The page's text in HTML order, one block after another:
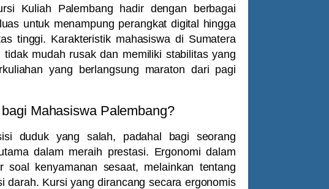
Kuliah Palembang hadir dengan berbagai
untuk menampung perangkat digital hingga
tinggi. Karakteristik mahasiswa di Sumatera
mudah rusak dan memiliki stabilitas yang
yang berlangsung maraton dari pagi
Mahasiswa Palembang?
duduk yang salah, padahal bagi seorang
dalam meraih prestasi. Ergonomi dalam
soal kenyamanan sesaat, melainkan tentang
darah. Kursi yang dirancang secara ergonomis